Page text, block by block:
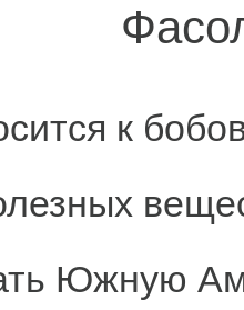
к
Южную